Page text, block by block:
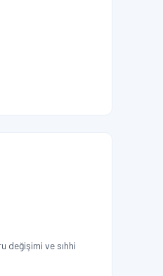
değişimi ve sıhhi